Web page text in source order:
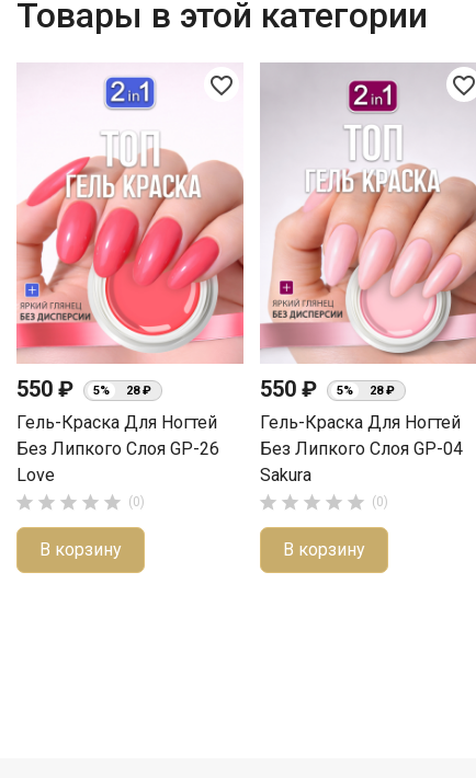
Товары в этой категории
favorite_border
550 ₽ 5% 28 ₽
Гель-Краска Для Ногтей
Без Липкого Слоя GP-26
Love
     (0)
В корзину
favorite_border
550 ₽ 5% 28 ₽
Гель-Краска Для Ногтей
Без Липкого Слоя GP-04
Sakura
     (0)
В корзину